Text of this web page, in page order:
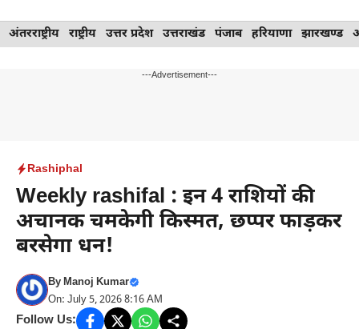
Skip
to
अंतरराष्ट्रीय राष्ट्रीय उत्तर प्रदेश उत्तराखंड पंजाब हरियाणा झारखण्ड
---Advertisement---
Rashiphal
Weekly rashifal : इन 4 राशियों की
अचानक चमकेगी किस्मत, छप्पर फाड़कर
बरसेगा धन!
ByManoj Kumar
On: July 5, 2026 8:16 AM
Follow Us: